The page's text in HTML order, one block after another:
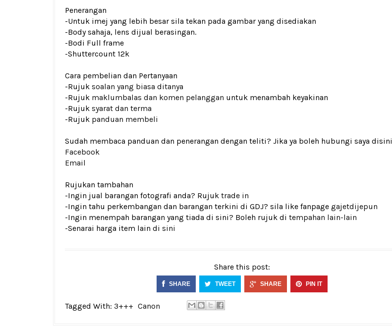
Penerangan
-Untuk imej yang lebih besar sila tekan pada gambar yang disediakan
-Body sahaja, lens dijual berasingan.
-Bodi Full frame
-Shuttercount 12k
Cara pembelian dan Pertanyaan
-Rujuk soalan yang biasa ditanya
-Rujuk maklumbalas dan komen pelanggan untuk menambah keyakinan
-Rujuk syarat dan terma
-Rujuk panduan membeli
Sudah membaca panduan dan penerangan dengan teliti? Jika ya boleh hubungi saya disini
Facebook
Email
Rujukan tambahan
-Ingin jual barangan fotografi anda? Rujuk trade in
-Ingin tahu perkembangan dan barangan terkini di GDJ? sila like fanpage gajetdijepun
-Ingin menempah barangan yang tiada di sini? Boleh rujuk di tempahan lain-lain
-Senarai harga item lain di sini
Share this post:
SHARE TWEET SHARE PIN IT
Tagged With: 3+++ Canon